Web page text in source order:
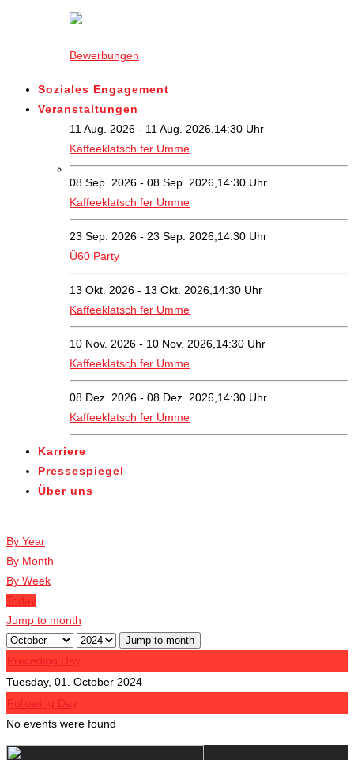
Bewerbungen
Soziales Engagement
Veranstaltungen
11 Aug. 2026 - 11 Aug. 2026,14:30 Uhr
Kaffeeklatsch fer Umme
08 Sep. 2026 - 08 Sep. 2026,14:30 Uhr
Kaffeeklatsch fer Umme
23 Sep. 2026 - 23 Sep. 2026,14:30 Uhr
Ü60 Party
13 Okt. 2026 - 13 Okt. 2026,14:30 Uhr
Kaffeeklatsch fer Umme
10 Nov. 2026 - 10 Nov. 2026,14:30 Uhr
Kaffeeklatsch fer Umme
08 Dez. 2026 - 08 Dez. 2026,14:30 Uhr
Kaffeeklatsch fer Umme
Karriere
Pressespiegel
Über uns
By Year
By Month
By Week
Today
Jump to month
Jump to month
Preceding Day
Tuesday, 01. October 2024
Following Day
No events were found